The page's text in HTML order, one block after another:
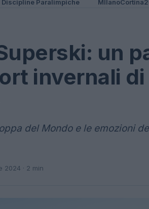
Discipline Paralimpiche
un
invernali
del Mondo e le emozioni
2024 · 2 min